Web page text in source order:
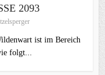
2093
ist im Bereich
folgt...